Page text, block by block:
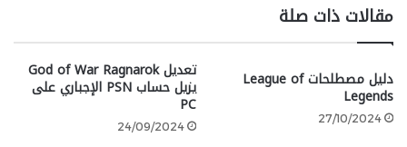
المعركة الثالثة ومجموعة الحركات الفريدة من نوعها.
ستتوفر Phantom Blade على PS5 والكمبيوتر الشخصي،
ويُقال إنها تستهدف نافذة إطلاق
بالنسبة لإصدار Xbox Series X/S فسبق أن صرح مطور
مقالات ذات صلة
دليل مصطلحات League of
Legends
27/10/2024
تعديل God of War Ragnarok
يزيل حساب PSN الإجباري على
PC
24/09/2024